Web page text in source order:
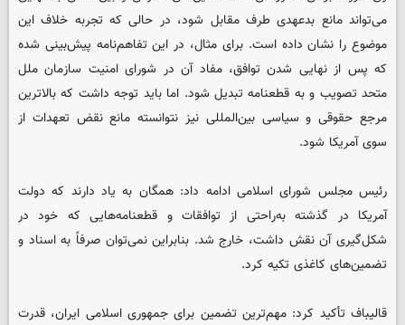
می‌تواند مانع بدعهدی طرف مقابل شود، در حالی که تجربه خلاف این
موضوع را نشان داده است. برای مثال، در این تفاهم‌نامه پیش‌بینی شده
که پس از نهایی شدن توافق، مفاد آن در شورای امنیت سازمان ملل
متحد تصویب و به قطعنامه تبدیل شود. اما باید توجه داشت که بالاترین
مرجع حقوقی و سیاسی بین‌المللی نیز نتوانسته مانع نقض تعهدات از
سوی آمریکا شود.
رئیس مجلس شورای اسلامی ادامه داد: همگان به یاد دارند که دولت
آمریکا در گذشته به‌راحتی از توافقات و قطعنامه‌هایی که خود در
شکل‌گیری آن نقش داشت، خارج شد. بنابراین نمی‌توان صرفاً به اسناد و
تضمین‌های کاغذی تکیه کرد.
قالیباف تأکید کرد: مهم‌ترین تضمین برای جمهوری اسلامی ایران، قدرت